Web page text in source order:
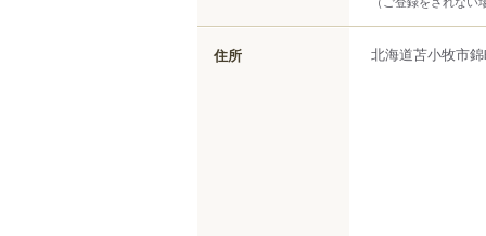
住所 北海道苫小牧市